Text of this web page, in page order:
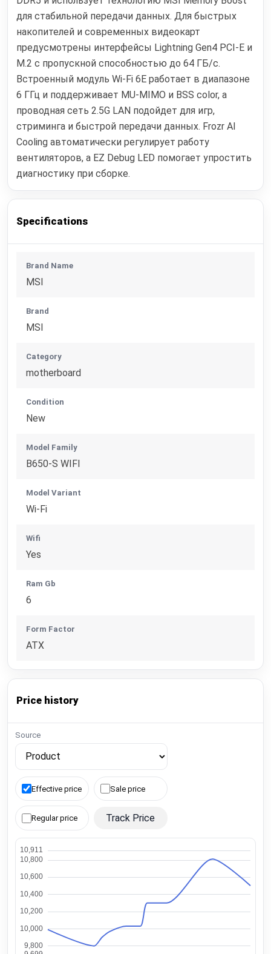
для стабильной передачи данных. Для быстрых
накопителей и современных видеокарт
предусмотрены интерфейсы Lightning Gen4 PCI-E и
M.2 с пропускной способностью до 64 ГБ/с.
Встроенный модуль Wi‑Fi 6E работает в диапазоне
6 ГГц и поддерживает MU-MIMO и BSS color, а
проводная сеть 2.5G LAN подойдет для игр,
стриминга и быстрой передачи данных. Frozr AI
Cooling автоматически регулирует работу
вентиляторов, а EZ Debug LED помогает упростить
диагностику при сборке.
Specifications
Brand Name
MSI
Brand
MSI
Category
motherboard
Condition
New
Model Family
B650-S WIFI
Model Variant
Wi-Fi
Wifi
Yes
Ram Gb
6
Form Factor
ATX
Price history
Source
Effective price Sale price
Regular price Track Price